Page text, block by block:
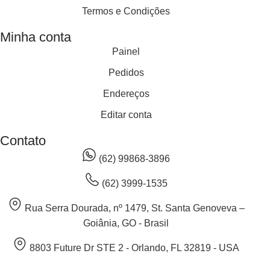
Termos e Condições
Minha conta
Painel
Pedidos
Endereços
Editar conta
Contato
(62) 99868-3896
(62) 3999-1535
Rua Serra Dourada, nº 1479, St. Santa Genoveva –
Goiânia, GO - Brasil
8803 Future Dr STE 2 - Orlando, FL 32819 - USA